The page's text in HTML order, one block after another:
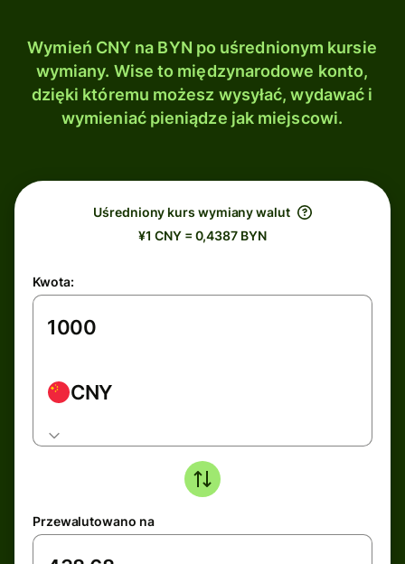
Wymień CNY na BYN po uśrednionym kursie
wymiany. Wise to międzynarodowe konto,
dzięki któremu możesz wysyłać, wydawać i
wymieniać pieniądze jak miejscowi.
Uśredniony kurs wymiany walut
¥1 CNY = 0,4387 BYN
Kwota:
CNY
Przewalutowano na